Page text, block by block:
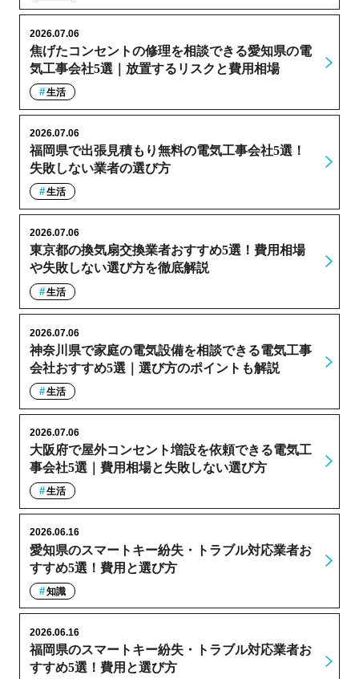
焦げたコンセントの修理を相談できる愛知県の電
気工事会社5選｜放置するリスクと費用相場
2026.07.06
生活
福岡県で出張見積もり無料の電気工事会社5選！
失敗しない業者の選び方
2026.07.06
生活
東京都の換気扇交換業者おすすめ5選！費用相場
や失敗しない選び方を徹底解説
2026.07.06
生活
神奈川県で家庭の電気設備を相談できる電気工事
会社おすすめ5選｜選び方のポイントも解説
2026.07.06
生活
大阪府で屋外コンセント増設を依頼できる電気工
事会社5選｜費用相場と失敗しない選び方
2026.07.06
生活
愛知県のスマートキー紛失・トラブル対応業者お
すすめ5選！費用と選び方
2026.06.16
知識
福岡県のスマートキー紛失・トラブル対応業者お
すすめ5選！費用と選び方
2026.06.16